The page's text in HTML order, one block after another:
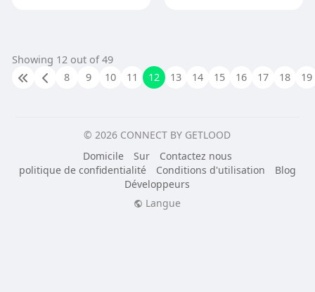
Showing 12 out of 49
8
9 10 11 12 13 14 15 16 17 18 19
© 2026 CONNECT BY GETLOOD
Domicile
Sur
Contactez nous
politique de confidentialité
Conditions d'utilisation
Blog
Développeurs
Langue